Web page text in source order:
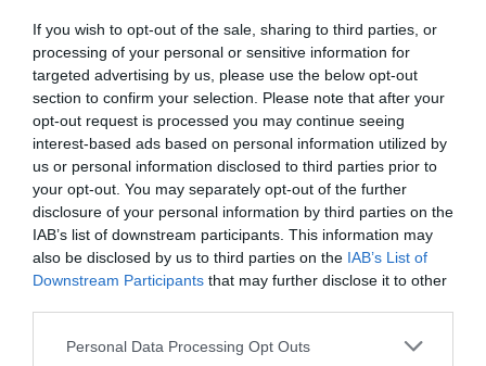
If you wish to opt-out of the sale, sharing to third parties, or
processing of your personal or sensitive information for
targeted advertising by us, please use the below opt-out
section to confirm your selection. Please note that after your
opt-out request is processed you may continue seeing
interest-based ads based on personal information utilized by
us or personal information disclosed to third parties prior to
your opt-out. You may separately opt-out of the further
disclosure of your personal information by third parties on the
IAB’s list of downstream participants. This information may
also be disclosed by us to third parties on the IAB’s List of
Downstream Participants that may further disclose it to other
Please note that this website/app uses one or more Google
Personal Data Processing Opt Outs
«Ανάσα» για τους αγρότες στην
Εύβοια: Ολοκληρώθηκε μεγάλο
έργο
06.08.2026 | 20:40
Ο λόγος που τηγανίζουμε ψάρια
του Σωτήρος – Πως θα κάνετε το
τέλειο μαγείρεμα
Θρήνος στην Εύβοια: Έφυγε από
τη ζωή ο 37χρονος που είχε
Συντάξεις Σεπτεμβρίου
2026: Πότε
πληρώνονται οι
δικαιούχοι – Οι
ΕΦΚΑ
e – ΕΦΚΑ και ΔΥΠΑ:
Ποιοι πληρώνονται έως
και αύριο